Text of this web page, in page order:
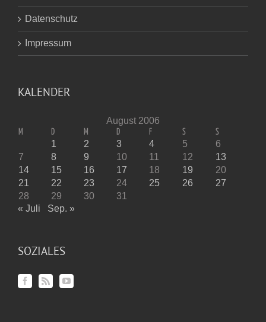
Datenschutz
Impressum
KALENDER
August 2006
M D M D F S S
1 2 3 4 5
6
7
8 9 10 11 12
13
14
15 16 17 18 19
20
21
22 23 24 25 26
27
28
29 30
31
« Juli
Sep. »
SOZIALES